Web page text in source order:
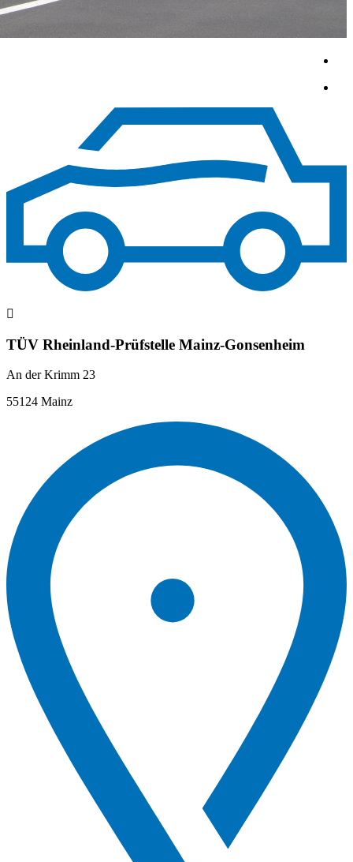
TÜV Rheinland-Prüfstelle Mainz-Gonsenheim
An der Krimm 23
55124 Mainz